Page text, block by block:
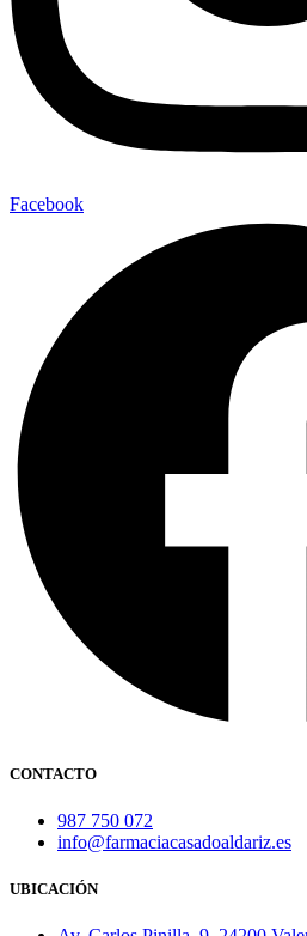
Facebook
CONTACTO
987 750 072
info@farmaciacasadoaldariz.es
UBICACIÓN